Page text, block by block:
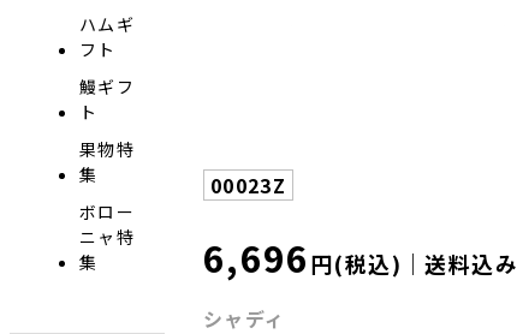
ハムギ
フト
鰻ギフ
ト
果物特
集
ボロー
ニャ特
集
00023Z
6,696円(税込)｜送料込み
シャディ